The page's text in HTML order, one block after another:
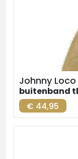
Johnny Loco
€ 44,95